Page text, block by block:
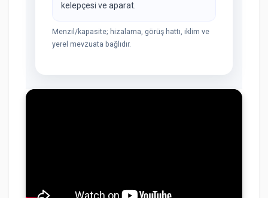
kelepçesi ve aparat.
Menzil/kapasite; hizalama, görüş hattı, iklim ve
yerel mevzuata bağlıdır.